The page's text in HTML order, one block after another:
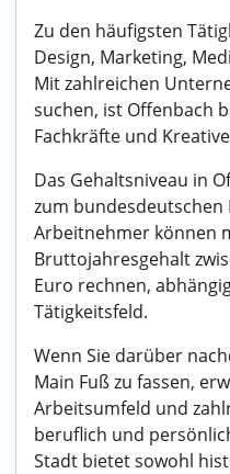
Zu den häufigsten
Design, Marketing,
Mit zahlreichen
suchen, ist Offenbach
Fachkräfte und
Das Gehaltsniveau in
zum
Arbeitnehmer können
Bruttojahresgehalt
Euro rechnen,
Tätigkeitsfeld.
Wenn Sie darüber
Main Fuß zu fassen,
Arbeitsumfeld und
beruflich und
Stadt bietet sowohl